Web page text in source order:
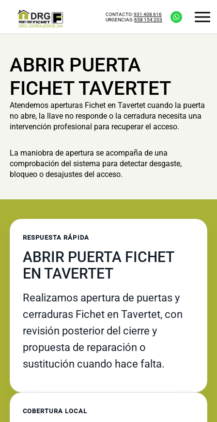
CONTACTO:931 408 616
URGENCIAS:658 154 203
ABRIR PUERTA
FICHET TAVERTET
Atendemos aperturas Fichet en Tavertet cuando la puerta
no abre, la llave no responde o la cerradura necesita una
intervención profesional para recuperar el acceso.
La maniobra de apertura se acompaña de una
comprobación del sistema para detectar desgaste,
bloqueo o desajustes del acceso.
RESPUESTA RÁPIDA
ABRIR PUERTA FICHET
EN TAVERTET
Realizamos apertura de puertas y
cerraduras Fichet en Tavertet, con
revisión posterior del cierre y
propuesta de reparación o
sustitución cuando hace falta.
COBERTURA LOCAL